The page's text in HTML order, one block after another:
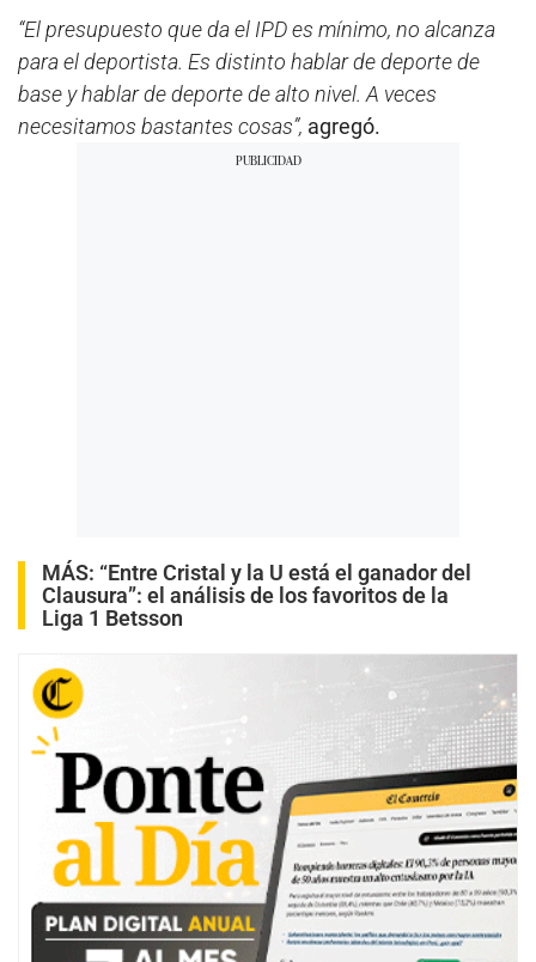
“El presupuesto que da el IPD es mínimo, no alcanza
para el deportista. Es distinto hablar de deporte de
base y hablar de deporte de alto nivel. A veces
necesitamos bastantes cosas”, agregó.
MÁS: “Entre Cristal y la U está el ganador del
Clausura”: el análisis de los favoritos de la
Liga 1 Betsson